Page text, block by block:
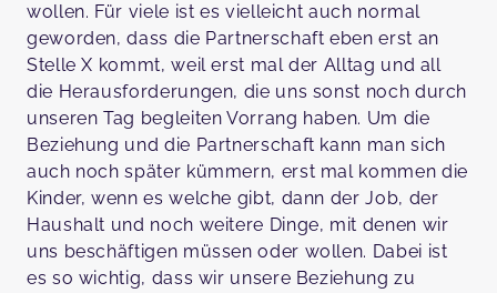
wollen. Für viele ist es vielleicht auch normal
geworden, dass die Partnerschaft eben erst an
Stelle X kommt, weil erst mal der Alltag und all
die Herausforderungen, die uns sonst noch durch
unseren Tag begleiten Vorrang haben. Um die
Beziehung und die Partnerschaft kann man sich
auch noch später kümmern, erst mal kommen die
Kinder, wenn es welche gibt, dann der Job, der
Haushalt und noch weitere Dinge, mit denen wir
uns beschäftigen müssen oder wollen. Dabei ist
es so wichtig, dass wir unsere Beziehung zu